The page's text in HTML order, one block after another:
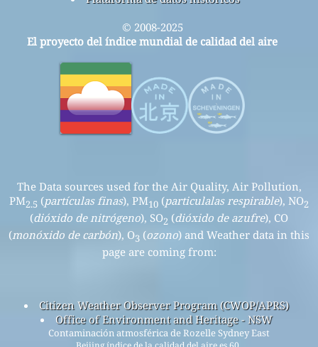
© 2008-2025
El proyecto del índice mundial de calidad del aire
The Data sources used for the Air Quality, Air Pollution,
PM2.5 (partículas finas), PM10 (particulalas respirable), NO2
(dióxido de nitrógeno), SO2 (dióxido de azufre), CO
(monóxido de carbón), O3 (ozono) and Weather data in this
page are coming from:
Citizen Weather Observer Program (CWOP/APRS)
Office of Environment and Heritage - NSW
Contaminación atmosférica de Rozelle Sydney East